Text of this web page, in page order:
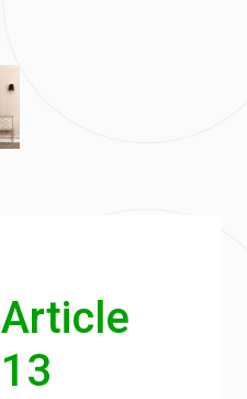
Article
13